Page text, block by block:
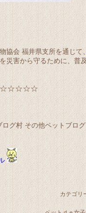
協会 福井県支所を通じて
災害から守るために、普
☆☆☆☆☆
カテゴリ